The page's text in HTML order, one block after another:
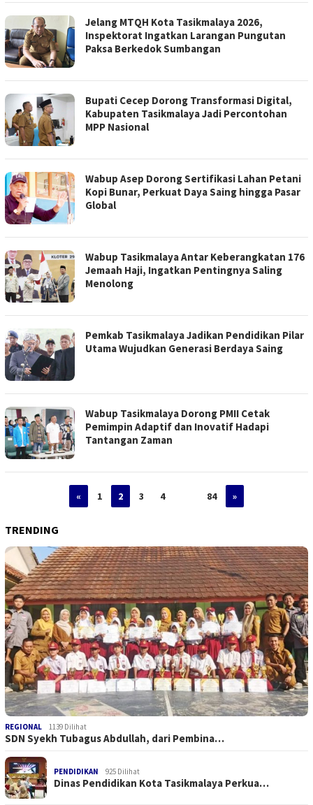
Jelang MTQH Kota Tasikmalaya 2026,
Inspektorat Ingatkan Larangan Pungutan
Paksa Berkedok Sumbangan
Bupati Cecep Dorong Transformasi Digital,
Kabupaten Tasikmalaya Jadi Percontohan
MPP Nasional
Wabup Asep Dorong Sertifikasi Lahan Petani
Kopi Bunar, Perkuat Daya Saing hingga Pasar
Global
Wabup Tasikmalaya Antar Keberangkatan 176
Jemaah Haji, Ingatkan Pentingnya Saling
Menolong
Pemkab Tasikmalaya Jadikan Pendidikan Pilar
Utama Wujudkan Generasi Berdaya Saing
Wabup Tasikmalaya Dorong PMII Cetak
Pemimpin Adaptif dan Inovatif Hadapi
Tantangan Zaman
« 1 2 3 4 84 »
TRENDING
REGIONAL 1139 Dilihat
SDN Syekh Tubagus Abdullah, dari Pembina…
PENDIDIKAN 925 Dilihat
Dinas Pendidikan Kota Tasikmalaya Perkua…